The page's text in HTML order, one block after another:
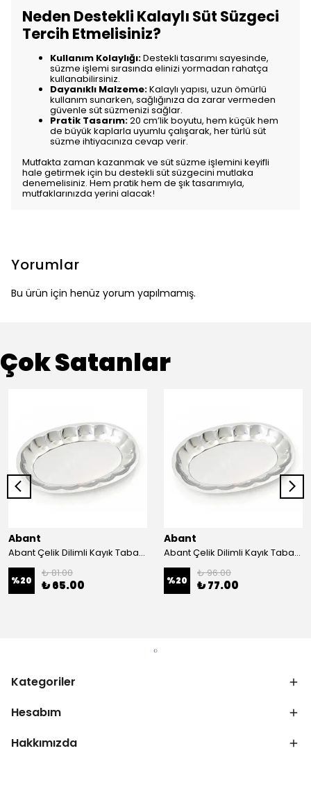
Neden Destekli Kalaylı Süt Süzgeci
Tercih Etmelisiniz?
Kullanım Kolaylığı:Destekli tasarımı sayesinde,
süzme işlemi sırasında elinizi yormadan rahatça
kullanabilirsiniz.
Dayanıklı Malzeme:Kalaylı yapısı, uzun ömürlü
kullanım sunarken, sağlığınıza da zarar vermeden
güvenle süt süzmenizi sağlar.
Pratik Tasarım:20 cm’lik boyutu, hem küçük hem
de büyük kaplarla uyumlu çalışarak, her türlü süt
süzme ihtiyacınıza cevap verir.
Mutfakta zaman kazanmak ve süt süzme işlemini keyifli
hale getirmek için bu destekli süt süzgecini mutlaka
denemelisiniz. Hem pratik hem de şık tasarımıyla,
mutfaklarınızda yerini alacak!
Yorumlar
Bu ürün için henüz yorum yapılmamış.
Çok Satanlar
Abant
Abant Çelik Dilimli Kayık Tabak No:1 ; 14x21 cm.
%20
₺ 81.00
₺ 65.00
Abant
Abant Çelik Dilimli Kayık Tabak No:2 ; 16,5x24,5 cm.
%20
₺ 96.00
₺ 77.00
Kategoriler
Hesabım
Hakkımızda